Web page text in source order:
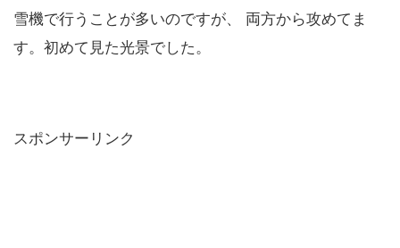
雪機で行うことが多いのですが、 両方から攻めてま
す。初めて見た光景でした。
スポンサーリンク